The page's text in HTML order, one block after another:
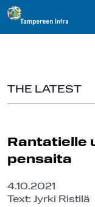
THE LATEST
Rantatielle
pensaita
4.10.2021
Text: Jyrki Ristilä